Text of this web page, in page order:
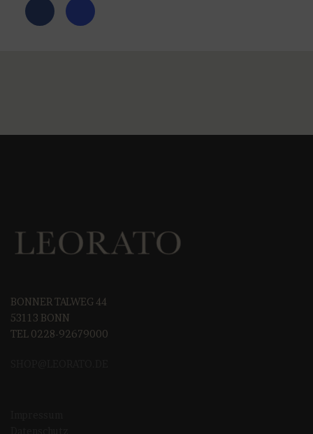
BONNER TALWEG 44
53113 BONN
TEL 0228-92679000